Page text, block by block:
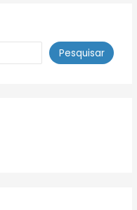
Pesquisar